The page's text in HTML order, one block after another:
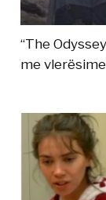
“The
me